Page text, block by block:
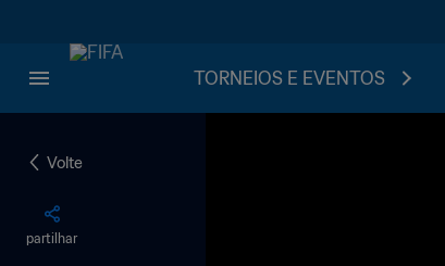
TORNEIOS E EVENTOS
Volte
partilhar